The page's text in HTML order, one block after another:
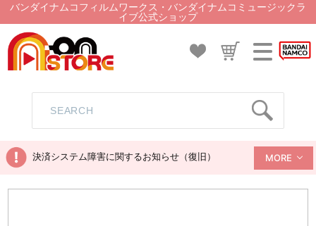
バンダイナムコフィルムワークス・バンダイナムコミュージックラ
イブ公式ショップ
決済システム障害に関するお知らせ（復旧） MORE